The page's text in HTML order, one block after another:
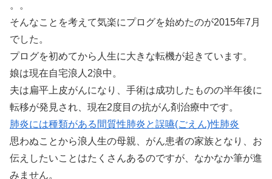
。。
そんなことを考えて気楽にプログを始めたのが2015年7月
でした。
プログを初めてから人生に大きな転機が起きています。
娘は現在自宅浪人2浪中。
夫は扁平上皮がんになり、手術は成功したものの半年後に
転移が発見され、現在2度目の抗がん剤治療中です。
肺炎には種類がある間質性肺炎と誤嚥(ごえん)性肺炎
思わぬことから浪人生の母親、がん患者の家族となり、お
伝えしたいことはたくさんあるのですが、なかなか筆が進
みません。